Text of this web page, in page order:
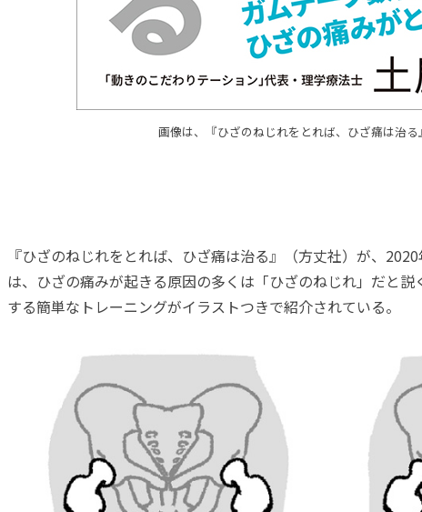
画像は、『ひざのねじれをとれば、ひざ痛は治る
『ひざのねじれをとれば、ひざ痛は治る』（方丈社）が、
は、ひざの痛みが起きる原因の多くは「ひざのねじれ」だと
する簡単なトレーニングがイラストつきで紹介されている。